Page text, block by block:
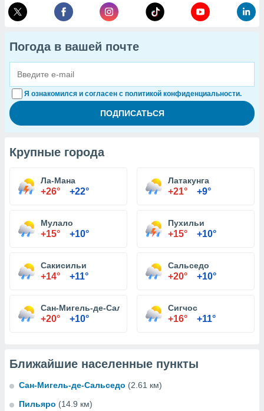
Погода в вашей почте
Я ознакомился и согласен с политикой конфиденциальности.
Крупные города
Ла-Мана
+26° +22°
Латакунга
+21° +9°
Мулало
+15° +10°
Пухильи
+15° +10°
Сакисильи
+14° +11°
Сальседо
+20° +10°
Сан-Мигель-де-Сальседо
+20° +10°
Сигчос
+16° +11°
Ближайшие населенные пункты
Сан-Мигель-де-Сальседо (2.61 км)
Пильяро (14.9 км)